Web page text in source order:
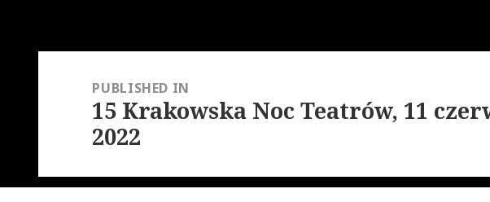
PUBLISHED IN
15 Krakowska Noc Teatrów, 11
2022